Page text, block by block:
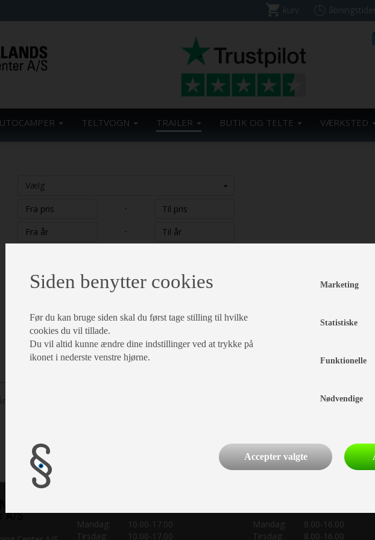
kurv
TELTVOGN TRAILER BUTIK OG TELTE VÆRKSTED
Vælg
-
-
Vælg
SØG
Mandag:
10.00-17.00
Tirsdag:
10.00-17.00
Mandag:
8.00-16.00
Tirsdag:
8.00-16.00
Siden benytter cookies
Før du kan bruge siden skal du først tage stilling til hvilke
cookies du vil tillade.
Du vil altid kunne ændre dine indstillinger ved at trykke på
ikonet i nederste venstre hjørne.
Marketing
Statistiske
Funktionelle
Nødvendige
Accepter valgte